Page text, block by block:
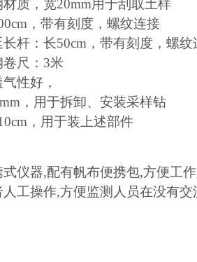
质，宽20mm用于刮取土样
，带有刻度，螺纹连接
杆：长50cm，带有刻度，螺纹
尺：3米
性好，
，用于拆卸、安装采样钻
，用于装上述部件
仪器,配有帆布便携包,方便工作
工操作,方便监测人员在没有交